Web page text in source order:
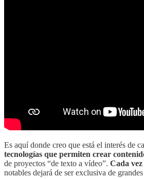
Es aquí donde creo que está el interés de
tecnologías que permiten crear
de proyectos “de texto a vídeo”. Cada
notables dejará de ser exclusiva de